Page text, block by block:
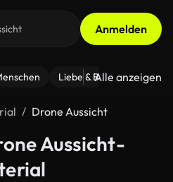
Anmelden
Liebe & Beziehungen
Alle anzeigen
Drone Aussicht
Aussicht-